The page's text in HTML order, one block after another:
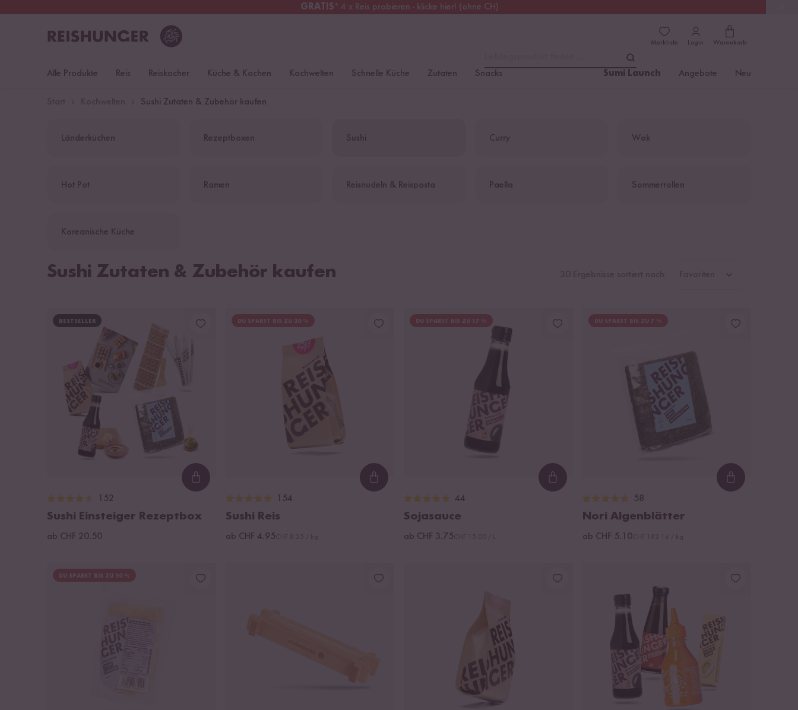
GRATIS* 4 x Reis probieren - klicke hier! (ohne CH)
Alle Zölle & Steuern inklusive
Merkliste Login Warenkorb
Alle Produkte Reis Reiskocher Küche & Kochen Kochwelten Schnelle Küche Zutaten Snacks Sumi Launch Angebote Neu
Sushi Zutaten & Zubehör kaufen
Länderküchen Rezeptboxen Sushi Curry Wok
Hot Pot Ramen Reisnudeln & Reispasta Paella Sommerrollen
Koreanische Küche
Sushi Zutaten & Zubehör kaufen
BESTSELLER
Loading...
152
Sushi Einsteiger Rezeptbox
ab CHF 20.50
DU SPARST BIS ZU 20 %
Loading...
154
Sushi Reis
ab CHF 4.95
DU SPARST BIS ZU 17 %
Loading...
44
Sojasauce
ab CHF 3.75
DU SPARST BIS ZU 7 %
Loading...
58
Nori Algenblätter
ab CHF 5.10CHF 182.14 / kg
DU SPARST BIS ZU 50 %